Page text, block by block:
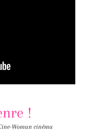
!
Woman cinéma